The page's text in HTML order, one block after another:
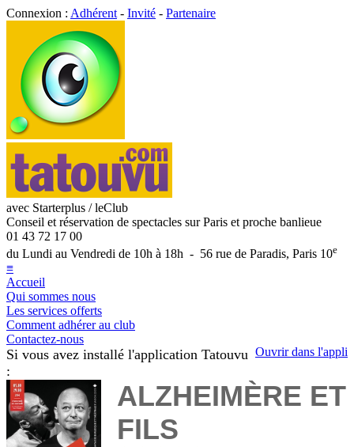
Connexion : Adhérent - Invité - Partenaire
avec Starterplus / leClub
Conseil et réservation de spectacles sur Paris et proche banlieue
01 43 72 17 00
du Lundi au Vendredi de 10h à 18h - 56 rue de Paradis, Paris 10e
≡
Accueil
Qui sommes nous
Les services offerts
Comment adhérer au club
Contactez-nous
Ouvrir dans l'appli
Si vous avez installé l'application Tatouvu
:
ALZHEIMÈRE ET
FILS